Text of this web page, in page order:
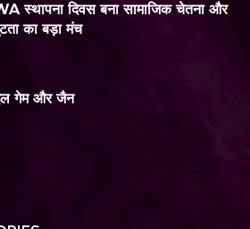
स्थापना दिवस बना सामाजिक चेतना और
का बड़ा मंच
गेम और जैन